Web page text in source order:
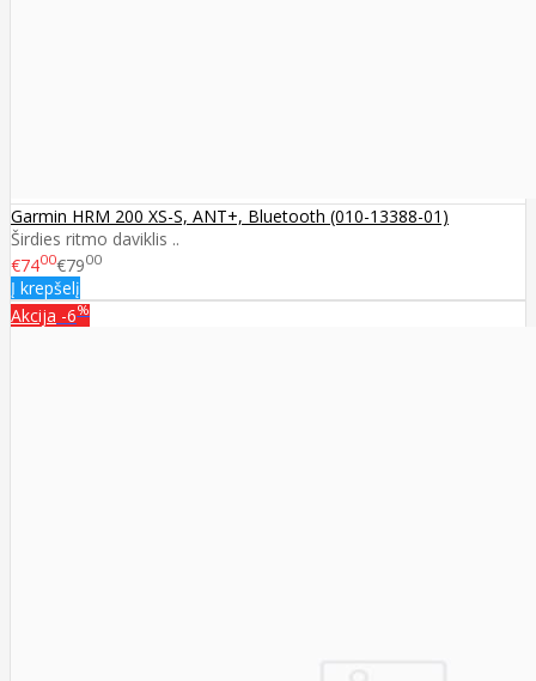
Garmin HRM 200 XS-S, ANT+, Bluetooth (010-13388-01)
Širdies ritmo daviklis ..
€7400€7900
Į krepšelį
Akcija -6%